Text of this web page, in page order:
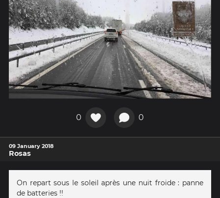
0 0
09 January 2018
Rosas
On repart sous le soleil après une nuit froide : panne
de batteries !!